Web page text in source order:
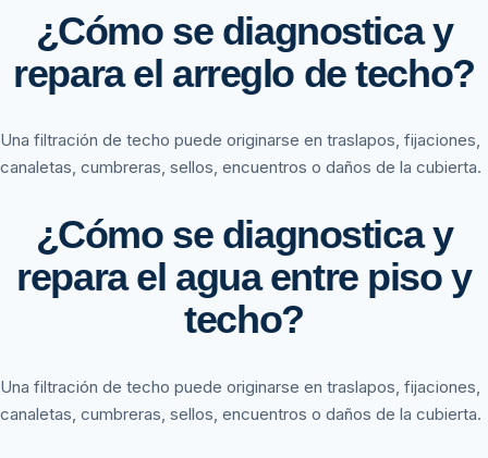
¿Cómo se diagnostica y
repara el arreglo de techo?
Una filtración de techo puede originarse en traslapos, fijaciones,
canaletas, cumbreras, sellos, encuentros o daños de la cubierta.
¿Cómo se diagnostica y
repara el agua entre piso y
techo?
Una filtración de techo puede originarse en traslapos, fijaciones,
canaletas, cumbreras, sellos, encuentros o daños de la cubierta.